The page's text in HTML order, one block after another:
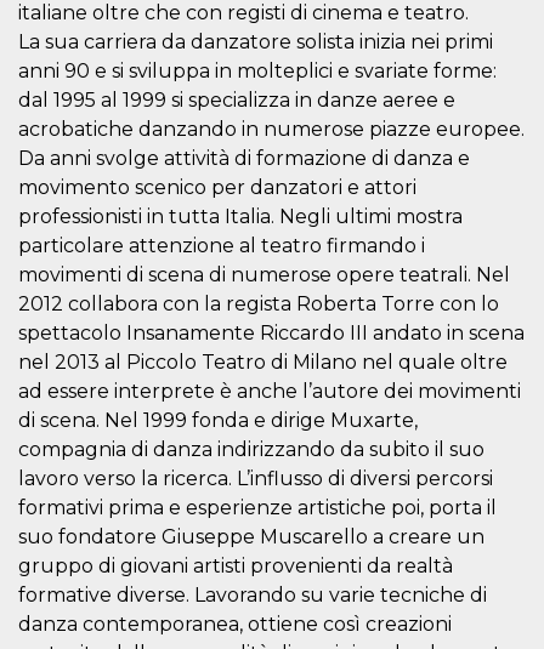
italiane oltre che con registi di cinema e teatro.
La sua carriera da danzatore solista inizia nei primi
anni 90 e si sviluppa in molteplici e svariate forme:
dal 1995 al 1999 si specializza in danze aeree e
acrobatiche danzando in numerose piazze europee.
Da anni svolge attività di formazione di danza e
movimento scenico per danzatori e attori
professionisti in tutta Italia. Negli ultimi mostra
particolare attenzione al teatro firmando i
movimenti di scena di numerose opere teatrali. Nel
2012 collabora con la regista Roberta Torre con lo
spettacolo Insanamente Riccardo III andato in scena
nel 2013 al Piccolo Teatro di Milano nel quale oltre
ad essere interprete è anche l’autore dei movimenti
di scena. Nel 1999 fonda e dirige Muxarte,
compagnia di danza indirizzando da subito il suo
lavoro verso la ricerca. L’influsso di diversi percorsi
formativi prima e esperienze artistiche poi, porta il
suo fondatore Giuseppe Muscarello a creare un
gruppo di giovani artisti provenienti da realtà
formative diverse. Lavorando su varie tecniche di
danza contemporanea, ottiene così creazioni
to make
pages load
faster.
CookieScriptConsent
CookieScript
oooh.events
days
is used by
Cookie-
Script.com
service to
cookie
consent
necessary
for Cookie-
Script.com
cookie
banner to
work
Storage declaration
Storage
type
Description
fbssls_314278995690155
Session
storage
wpEmojiSettingsSupports
Session
storage
cn_uc__
Local
storage